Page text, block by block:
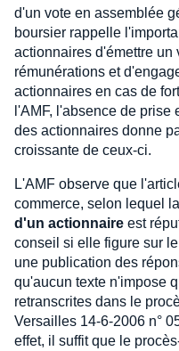
d'un vote en assemblée
boursier rappelle
actionnaires d'émettre un
rémunérations et
actionnaires en cas de
l'AMF, l'absence de
des actionnaires donne
croissante de ceux-ci.
L'AMF observe que
commerce, selon lequel la
d'un actionnaire est
conseil si elle figure sur
une publication des
qu'aucun texte n'impose
retranscrites dans le
Versailles 14-6-2006 n°
effet, il suffit que le